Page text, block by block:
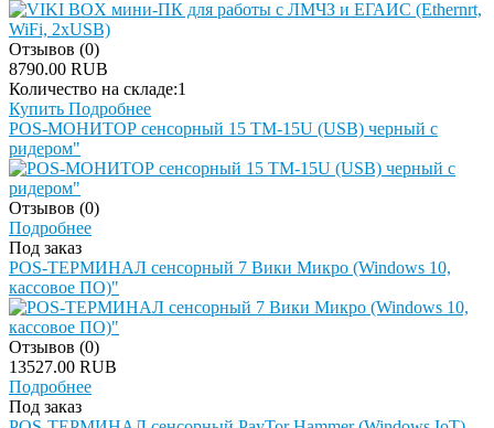
Отзывов (0)
8790.00 RUB
Количество на складе:1
Купить Подробнее
POS-МОНИТОР сенсорный 15 TM-15U (USB) черный с
ридером"
Отзывов (0)
Подробнее
Под заказ
POS-ТЕРМИНАЛ сенсорный 7 Вики Микро (Windows 10,
кассовое ПО)"
Отзывов (0)
13527.00 RUB
Подробнее
Под заказ